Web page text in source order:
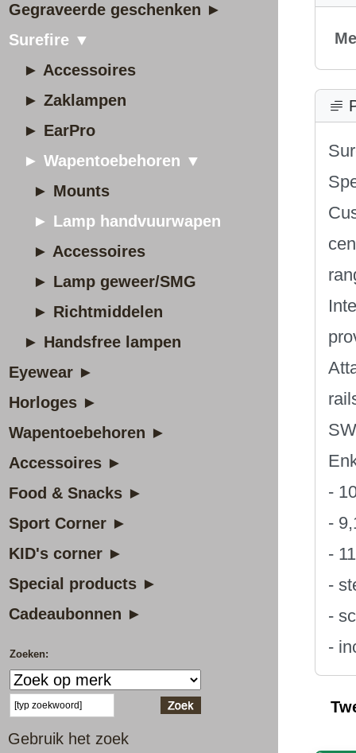
Gegraveerde geschenken ►
Surefire ▼
► Accessoires
► Zaklampen
► EarPro
► Wapentoebehoren ▼
► Mounts
► Lamp handvuurwapen
► Accessoires
► Lamp geweer/SMG
► Richtmiddelen
► Handsfree lampen
Eyewear ►
Horloges ►
Wapentoebehoren ►
Accessoires ►
Food & Snacks ►
Sport Corner ►
KID's corner ►
Special products ►
Cadeaubonnen ►
Zoeken:
Gebruik het zoek
-
-
-
-
-
-